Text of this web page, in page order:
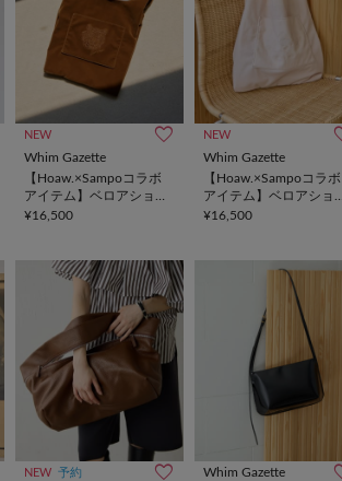
NEW
Whim Gazette
【Hoaw.×Sampoコラボ
アイテム】ベロアショッ
パー
¥16,500
NEW
Whim Gazette
【Hoaw.×Sampoコラボ
アイテム】ベロアショッ
パー
¥16,500
NEW 予約
Whim Gazette